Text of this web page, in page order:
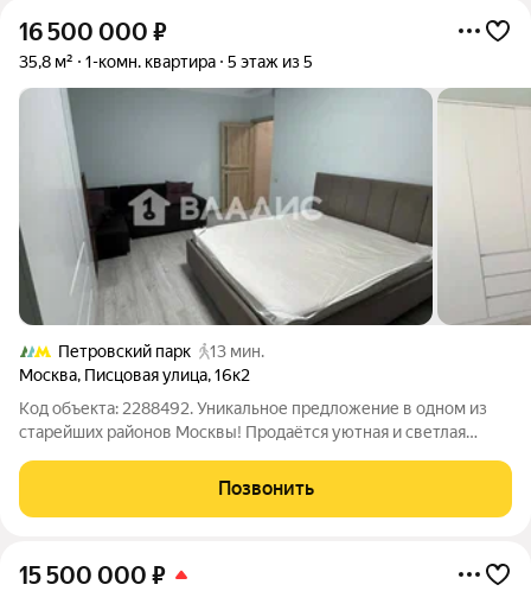
16 500 000 ₽
35,8 м² 1-комн. квартира 5 этаж из 5
Петровский парк
13 мин.
Москва, Писцовая улица,16к2
Код объекта: 2288492. Уникальное предложение в одном из
старейших районов Москвы! Продаётся уютная и светлая
пятиэтажного кирпичного дома 1931 года постройки по адресу:
Писцовая улица, 16к2.
Позвонить
15 500 000 ₽